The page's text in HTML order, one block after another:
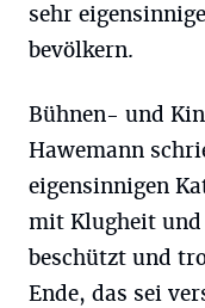
sehr
bevölkern.
Bühnen- und
Hawemann
eigensinnigen
mit Klugheit
beschützt und
Ende, das sei